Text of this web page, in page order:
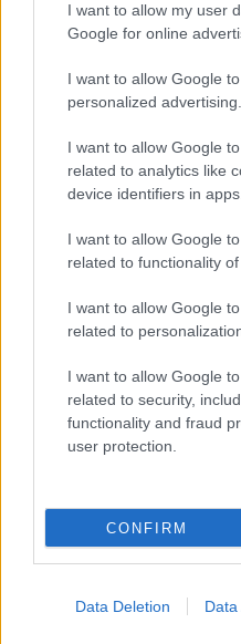
I want to allow my user
Google for online
I want to allow Google
personalized advertising.
I want to allow Google
related to analytics like
device identifiers in apps.
I want to allow Google
related to functionality
I want to allow Google
related to
I want to allow Google
related to security,
functionality and fraud
user protection.
CONFIRM
Data Deletion Data
E-mail cím
Feliratkozom a
Országos
Aktuális